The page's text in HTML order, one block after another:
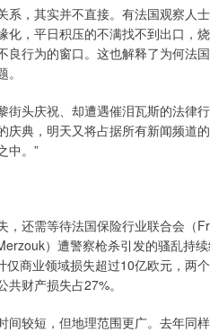
系，其实并不直接。有法国观察
化，平日积压的不满找不到出口，
良行为的窗口。这也解释了为何法
街头庆祝、却遭遇催泪瓦斯的法律
庆典，明天又将占据所有新闻频道
中。”
，还需等待法国保险行业联合会（
）遭警察枪杀引发的骚乱持
仅商业领域损失超过10亿欧元，
财产损失占27%。
间较短，但地理范围更广。去年同